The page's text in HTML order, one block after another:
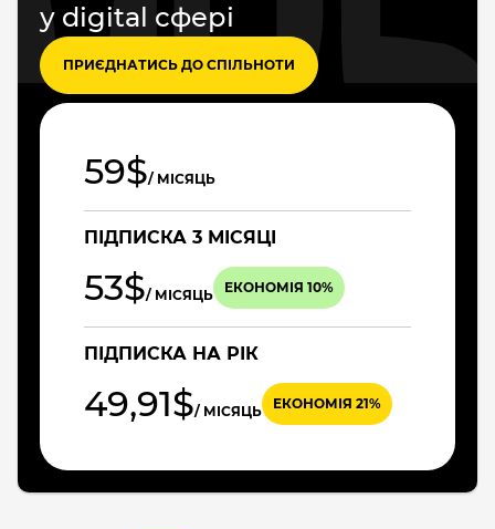
у digital сфері
ПРИЄДНАТИСЬ ДО СПІЛЬНОТИ
59$/ МІСЯЦЬ
ПІДПИСКА 3 МІСЯЦІ
53$/ МІСЯЦЬ ЕКОНОМІЯ 10%
ПІДПИСКА НА РІК
49,91$/ МІСЯЦЬ ЕКОНОМІЯ 21%